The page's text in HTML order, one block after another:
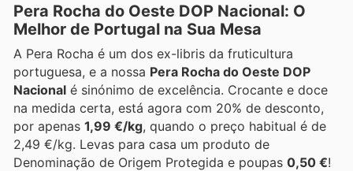
Pera Rocha do Oeste DOP Nacional: O
Melhor de Portugal na Sua Mesa
A Pera Rocha é um dos ex-libris da fruticultura
portuguesa, e a nossa Pera Rocha do Oeste DOP
Nacional é sinónimo de excelência. Crocante e doce
na medida certa, está agora com 20% de desconto,
por apenas 1,99 €/kg, quando o preço habitual é de
2,49 €/kg. Levas para casa um produto de
Denominação de Origem Protegida e poupas 0,50 €!